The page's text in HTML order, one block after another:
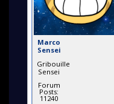
Marco
Sensei
Gribouille
Sensei
Forum
Posts:
11240